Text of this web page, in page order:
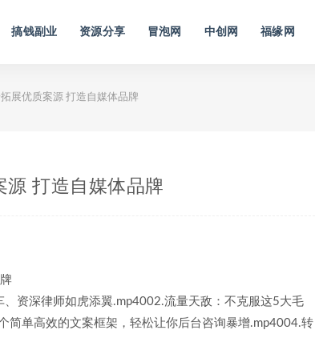
搞钱副业 资源分享 冒泡网 中创网 福缘网
展优质案源 打造自媒体品牌
源 打造自媒体品牌
资深律师如虎添翼.mp4002.流量天敌：不克服这5大毛
简单高效的文案框架，轻松让你后台咨询暴增.mp4004.转